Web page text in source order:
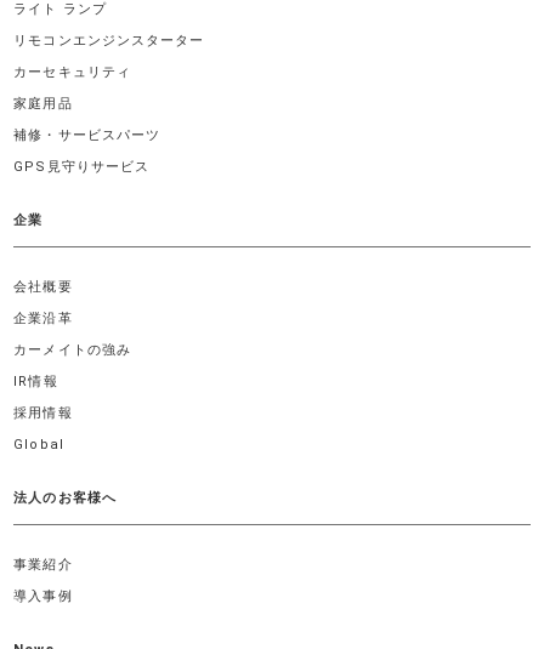
ライト ランプ
リモコンエンジンスターター
カーセキュリティ
家庭用品
補修・サービスパーツ
GPS見守りサービス
企業
会社概要
企業沿革
カーメイトの強み
IR情報
採用情報
Global
法人のお客様へ
事業紹介
導入事例